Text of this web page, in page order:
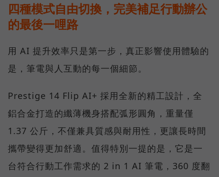
四種模式自由切換，完美補足行動辦公
的最後一哩路
用 AI 提升效率只是第一步，真正影響使用體驗的
是，筆電與人互動的每一個細節。
Prestige 14 Flip AI+ 採用全新的精工設計，全
鋁合金打造的纖薄機身搭配弧形圓角，重量僅
1.37 公斤，不僅兼具質感與耐用性，更讓長時間
攜帶變得更加舒適。值得特別一提的是，它是一
台符合行動工作需求的 2 in 1 AI 筆電，360 度翻